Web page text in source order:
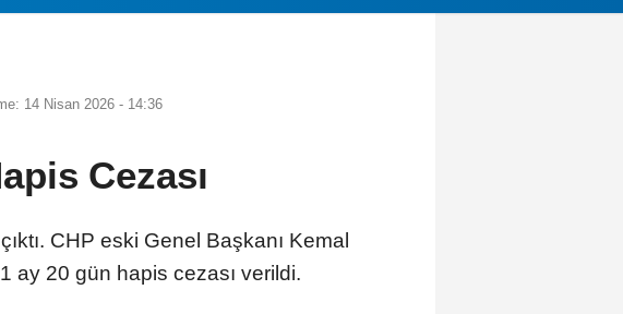
14 Nisan 2026 - 14:36
Cezası
CHP eski Genel Başkanı Kemal
ay 20 gün hapis cezası verildi.